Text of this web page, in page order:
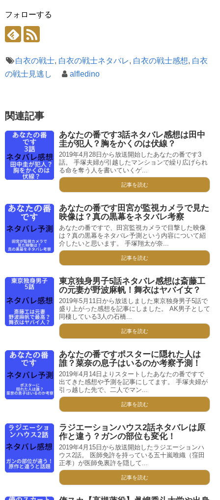
フォローする
白衣の戦士, 白衣の戦士ネタバレ, 白衣の戦士感想, 白衣
の戦士見逃し
alfledino
関連記事
あなたの番です3話ネタバレ感想は田中
圭が犯人？胸をかくのは伏線？
2019年4月28日から放送開始したあなたの番です3
話。 手塚夫婦が引越したマンションで繰り広げられ
る命を奪う人を書いていくゲ...
記事を読む
あなたの番です田宮が監視カメラで見た
映像は？真の黒幕をネタバレ考察
あなたの番ですで、田宮監視カメラで目撃した映像
は？真の黒幕をネタバレ予測という内容について紹
介したいと思います。 手塚翔太が奈...
記事を読む
東京独身男子5話ネタバレ感想は斎藤工
の元妻が野波麻帆！舞衣はヤバイ女？
2019年5月11日から放送しました東京独身男子5話で
盛り上がった感想を記事にしました。 AK男子として
同棲している3人の石橋...
記事を読む
あなたの番ですポスターに隠れた人は
誰？菜奈の息子はいるのか考察予測！
2019年4月14日よりスタートしたあなたの番ですで
出てきた感想や予測を記事にしてます。 手塚夫婦が
引っ越した先で、二人でマン...
記事を読む
ラジエーションハウス2話ネタバレは原
作と違う？ガンの部位も変化！
2019年4月15日から放送開始したラジエーションハ
ウス2話。 医師免許を持っている五十嵐唯織（窪田
正孝）が医師免裏許を隠して...
記事を読む